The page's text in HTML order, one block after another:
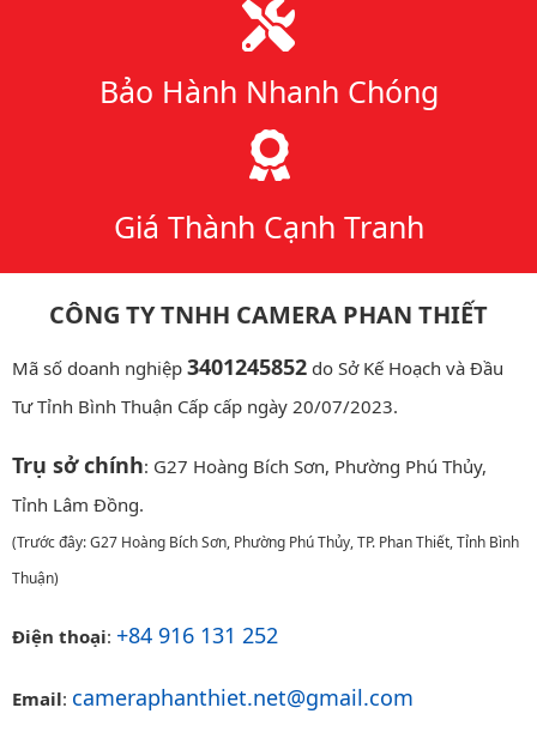
Bảo Hành Nhanh Chóng
Giá Thành Cạnh Tranh
CÔNG TY TNHH CAMERA PHAN THIẾT
Mã số doanh nghiệp 3401245852 do Sở Kế Hoạch và Đầu
Tư Tỉnh Bình Thuận Cấp cấp ngày 20/07/2023.
Trụ sở chính: G27 Hoàng Bích Sơn, Phường Phú Thủy,
Tỉnh Lâm Đồng.
(Trước đây: G27 Hoàng Bích Sơn, Phường Phú Thủy, TP. Phan Thiết, Tỉnh Bình
Thuận)
Điện thoại: +84 916 131 252
Email: cameraphanthiet.net@gmail.com